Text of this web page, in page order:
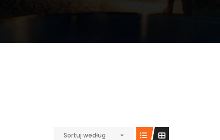
Sortuj według